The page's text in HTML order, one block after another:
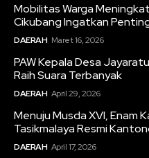
Mobilitas Warga
Cikubang Ingatkan
DAERAH Maret 16, 2026
PAW Kepala Desa
Raih Suara Terbanyak
DAERAH April 29, 2026
Menuju Musda XVI, Enam
Tasikmalaya Resmi
DAERAH April 17, 2026